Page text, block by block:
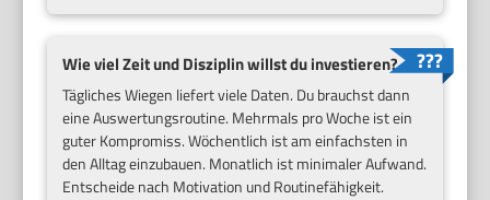
Wie viel Zeit und Disziplin willst du investieren?
Tägliches Wiegen liefert viele Daten. Du brauchst dann
eine Auswertungsroutine. Mehrmals pro Woche ist ein
guter Kompromiss. Wöchentlich ist am einfachsten in
den Alltag einzubauen. Monatlich ist minimaler Aufwand.
Entscheide nach Motivation und Routinefähigkeit.